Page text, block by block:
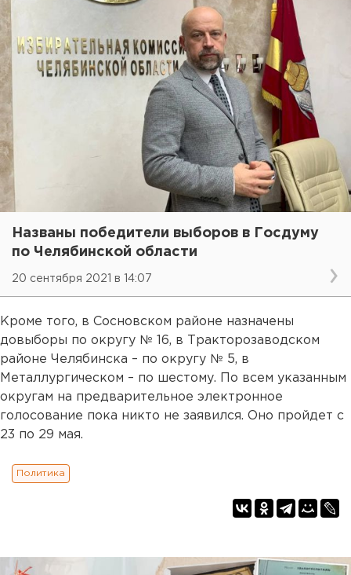
Названы победители выборов в Госдуму
по Челябинской области
20 сентября 2021 в 14:07
Кроме того, в Сосновском районе назначены
довыборы по округу № 16, в Тракторозаводском
районе Челябинска – по округу № 5, в
Металлургическом – по шестому. По всем указанным
округам на предварительное электронное
голосование пока никто не заявился. Оно пройдет с
23 по 29 мая.
Политика